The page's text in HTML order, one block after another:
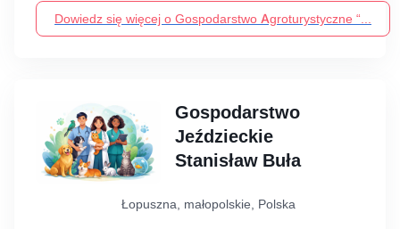
Dowiedz się więcej o Gospodarstwo Agroturystyczne “...
Gospodarstwo
Jeździeckie
Stanisław Buła
Łopuszna, małopolskie, Polska